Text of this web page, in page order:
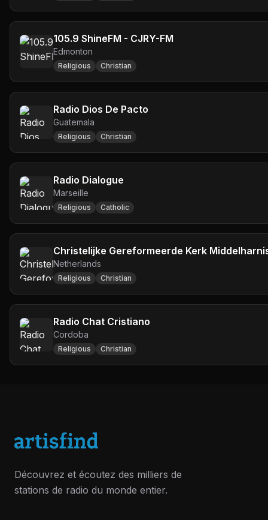
105.9 ShineFM - CJRY-FM
Edmonton
Religious Christian
Radio Dios De Pacto
Guatemala
Religious Christian
Radio Dialogue
Marseille
Religious Catholic
Christelijke Gereformeerde Kerk
Netherlands
Religious Christian
Radio Chat Cristiano
Cordoba
Religious Christian
Découvrez et écoutez des milliers de
stations de radio du monde entier.